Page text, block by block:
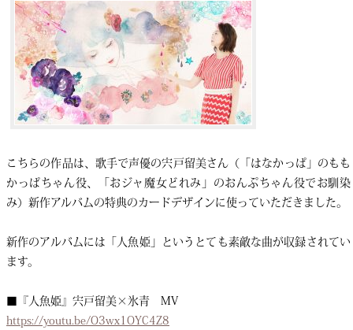
こちらの作品は、歌手で声優の宍戸留美さん（「はなかっぱ」のもも
かっぱちゃん役、「おジャ魔女どれみ」のおんぷちゃん役でお馴染
み）新作アルバムの特典のカードデザインに使っていただきました。
新作のアルバムには「人魚姫」というとても素敵な曲が収録されてい
ます。
■『人魚姫』宍戸留美×氷青 MV
https://youtu.be/O3wx1OYC4Z8